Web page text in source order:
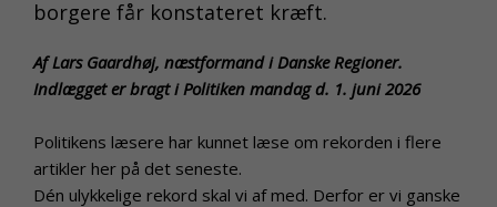
borgere får konstateret kræft.
Af Lars Gaardhøj, næstformand i Danske Regioner.
Indlægget er bragt i Politiken mandag d. 1. juni 2026
Politikens læsere har kunnet læse om rekorden i flere
artikler her på det seneste.
Dén ulykkelige rekord skal vi af med. Derfor er vi ganske